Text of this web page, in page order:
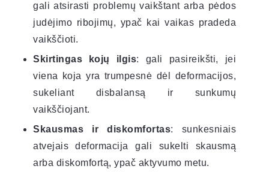
gali atsirasti problemų vaikštant arba pėdos
judėjimo ribojimų, ypač kai vaikas pradeda
vaikščioti.
Skirtingas kojų ilgis: gali pasireikšti, jei
viena koja yra trumpesnė dėl deformacijos,
sukeliant disbalansą ir sunkumų
vaikščiojant.
Skausmas ir diskomfortas: sunkesniais
atvejais deformacija gali sukelti skausmą
arba diskomfortą, ypač aktyvumo metu.